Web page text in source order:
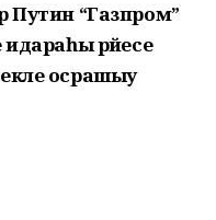
Путин “Газпром”
рәйесе
осрашыу